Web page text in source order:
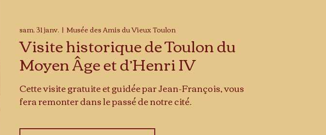
sam. 31 janv.
  |
Musée des Amis du Vieux Toulon
Visite historique de Toulon du
Moyen Âge et d’Henri IV
Cette visite gratuite et guidée par Jean-François, vous
fera remonter dans le passé de notre cité.